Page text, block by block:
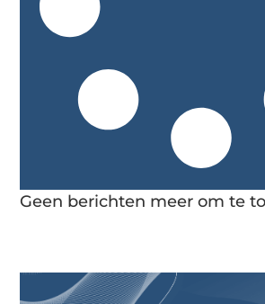
Geen berichten meer om te